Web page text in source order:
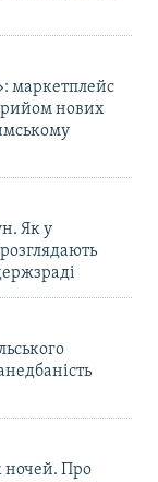
маркетплейс
нових
Як у
ночей. Про